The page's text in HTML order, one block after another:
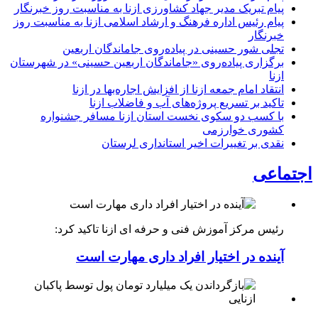
پیام تبریک مدیر جهاد کشاورزی ازنا به مناسبت روز خبرنگار
پیام رئیس اداره فرهنگ و ارشاد اسلامی ازنا به مناسبت روز
خبرنگار
تجلی شور حسینی در پیاده‌روی جاماندگان اربعین
برگزاری پیاده‌روی «جاماندگان اربعین حسینی» در شهرستان
ازنا
انتقاد امام جمعه ازنا از افزایش اجاره‌بها در ازنا
تاکید بر تسریع پروژه‌های آب و فاضلاب ازنا
با کسب دو سکوی نخست استان ازنا مسافر جشنواره
کشوری خوارزمی
نقدی بر تغییرات اخیر استانداری لرستان
اجتماعی
رئیس مرکز آموزش فنی و حرفه ای ازنا تاکید کرد:
آینده در اختیار افراد داری مهارت است